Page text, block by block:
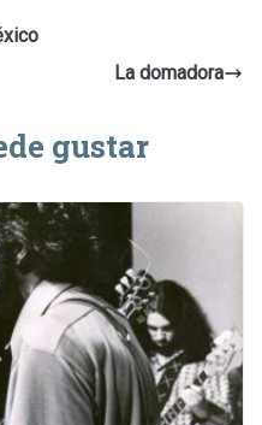
La domadora
gustar